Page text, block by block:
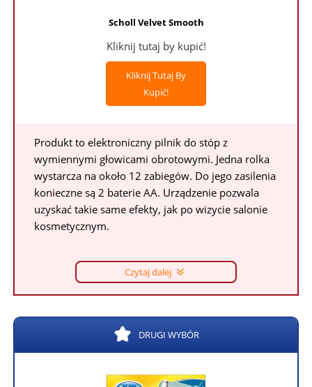
Scholl Velvet Smooth
Kliknij tutaj by kupić!
Kliknij Tutaj By
Kupić!
Produkt to elektroniczny pilnik do stóp z
wymiennymi głowicami obrotowymi. Jedna rolka
wystarcza na około 12 zabiegów. Do jego zasilenia
konieczne są 2 baterie AA. Urządzenie pozwala
uzyskać takie same efekty, jak po wizycie salonie
kosmetycznym.
Czytaj dalej
DRUGI WYBÓR